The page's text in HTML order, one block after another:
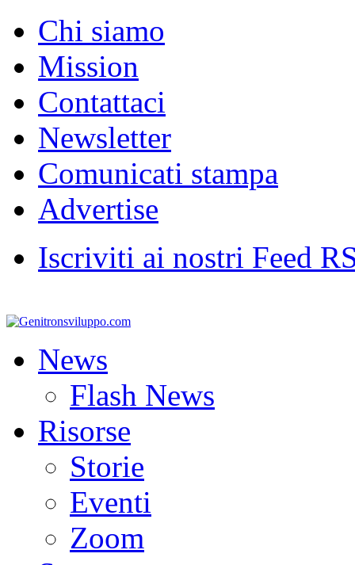
Chi siamo
Mission
Contattaci
Newsletter
Comunicati stampa
Advertise
Iscriviti ai nostri Feed
News
Flash News
Risorse
Storie
Eventi
Zoom